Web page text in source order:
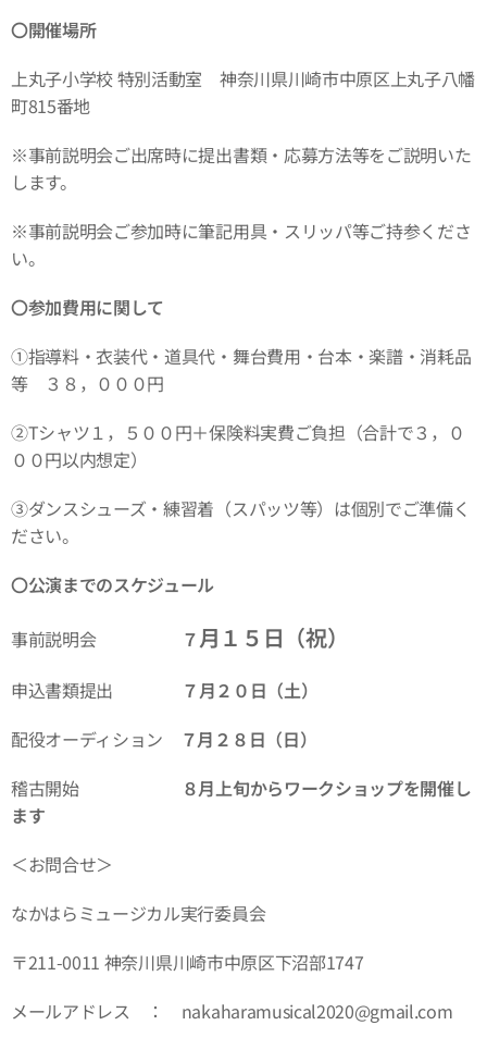
〇開催場所
上丸子小学校 特別活動室 神奈川県川崎市中原区上丸子八幡
町815番地
※事前説明会ご出席時に提出書類・応募方法等をご説明いた
します。
※事前説明会ご参加時に筆記用具・スリッパ等ご持参くださ
い。
〇参加費用に関して
①指導料・衣装代・道具代・舞台費用・台本・楽譜・消耗品
等 ３８，０００円
②Tシャツ１，５００円＋保険料実費ご負担（合計で３，０
００円以内想定）
③ダンスシューズ・練習着（スパッツ等）は個別でご準備く
ださい。
〇公演までのスケジュール
事前説明会 ７月１５日（祝）
申込書類提出 ７月２０日（土）
配役オーディション
７月２８日（日）
稽古開始
８月上旬からワークショップを開催し
ます
＜お問合せ＞
なかはらミュージカル実行委員会
〒211-0011 神奈川県川崎市中原区下沼部1747
メールアドレス ： nakaharamusical2020@gmail.com